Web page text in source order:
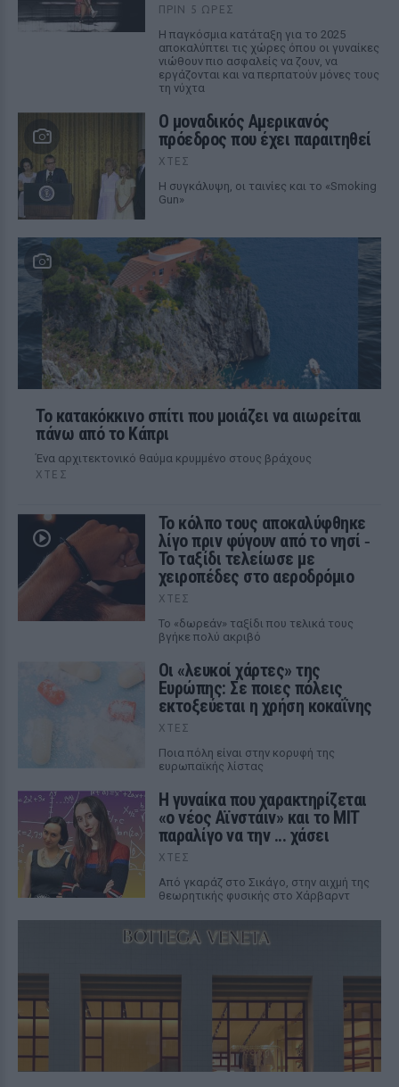
ΠΡΙΝ 5 ΏΡΕΣ
Η παγκόσμια κατάταξη για το 2025
αποκαλύπτει τις χώρες όπου οι γυναίκες
νιώθουν πιο ασφαλείς να ζουν, να
εργάζονται και να περπατούν μόνες τους
τη νύχτα
Ο μοναδικός Αμερικανός
πρόεδρος που έχει παραιτηθεί
ΧΤΕΣ
Η συγκάλυψη, οι ταινίες και το «Smoking
Gun»
Το κατακόκκινο σπίτι που μοιάζει να αιωρείται
πάνω από το Κάπρι
Ένα αρχιτεκτονικό θαύμα κρυμμένο στους βράχους
ΧΤΕΣ
Το κόλπο τους αποκαλύφθηκε
λίγο πριν φύγουν από το νησί ‑
Το ταξίδι τελείωσε με
χειροπέδες στο αεροδρόμιο
ΧΤΕΣ
Το «δωρεάν» ταξίδι που τελικά τους
βγήκε πολύ ακριβό
Οι «λευκοί χάρτες» της
Ευρώπης: Σε ποιες πόλεις
εκτοξεύεται η χρήση κοκαΐνης
ΧΤΕΣ
Ποια πόλη είναι στην κορυφή της
ευρωπαϊκής λίστας
Η γυναίκα που χαρακτηρίζεται
«ο νέος Αϊνστάιν» και το MIT
παραλίγο να την ... χάσει
ΧΤΕΣ
Από γκαράζ στο Σικάγο, στην αιχμή της
θεωρητικής φυσικής στο Χάρβαρντ